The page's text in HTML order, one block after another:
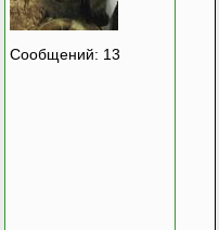
Сообщений: 13